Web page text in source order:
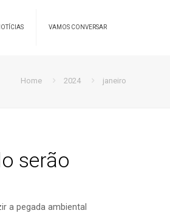
VAMOS CONVERSAR
Home 2024 janeiro
serão
a pegada ambiental